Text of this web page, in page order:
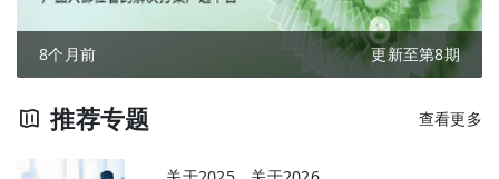
8个月前 更新至第8期
推荐专题 查看更多